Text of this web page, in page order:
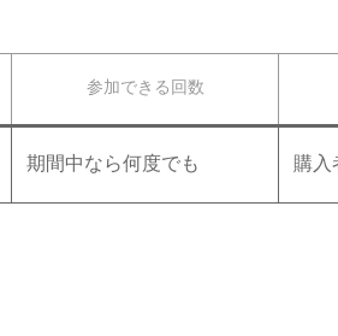
参加できる回数
期間中なら何度でも 購入